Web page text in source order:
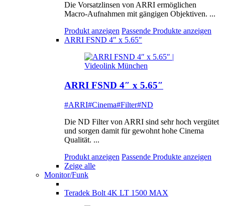
Die Vorsatzlinsen von ARRI ermöglichen
Macro-Aufnahmen mit gängigen Objektiven. ...
Produkt anzeigen Passende Produkte anzeigen
ARRI FSND 4″ x 5.65″
ARRI FSND 4″ x 5.65″
#ARRI#Cinema#Filter#ND
Die ND Filter von ARRI sind sehr hoch vergütet
und sorgen damit für gewohnt hohe Cinema
Qualität. ...
Produkt anzeigen Passende Produkte anzeigen
Zeige alle
Monitor/Funk
Teradek Bolt 4K LT 1500 MAX